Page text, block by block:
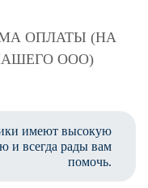
ОПЛАТЫ (НА
ООО)
имеют высокую
и всегда рады вам
помочь.